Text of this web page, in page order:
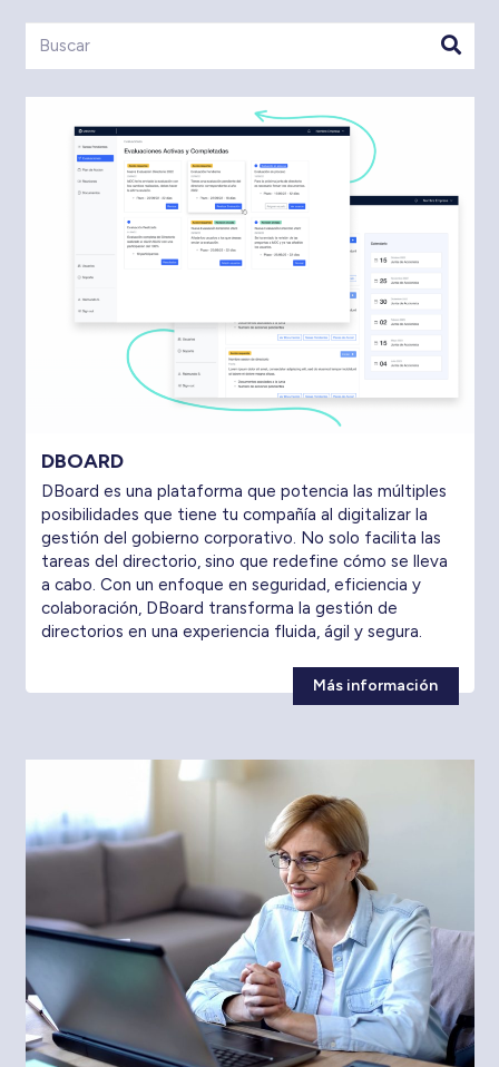
DBOARD
DBoard es una plataforma que potencia las múltiples
posibilidades que tiene tu compañía al digitalizar la
gestión del gobierno corporativo. No solo facilita las
tareas del directorio, sino que redefine cómo se lleva
a cabo. Con un enfoque en seguridad, eficiencia y
colaboración, DBoard transforma la gestión de
directorios en una experiencia fluida, ágil y segura.
Más información